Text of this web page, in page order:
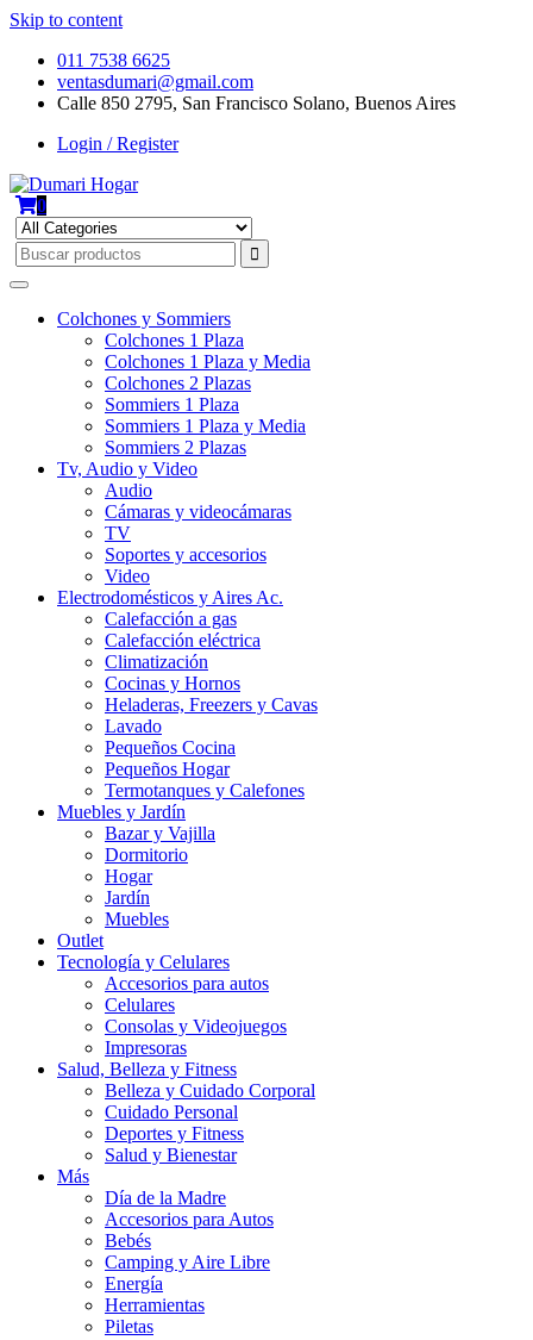
Skip to content
011 7538 6625
ventasdumari@gmail.com
Calle 850 2795, San Francisco Solano, Buenos Aires
Login / Register
0
Colchones y Sommiers
Colchones 1 Plaza
Colchones 1 Plaza y Media
Colchones 2 Plazas
Sommiers 1 Plaza
Sommiers 1 Plaza y Media
Sommiers 2 Plazas
Tv, Audio y Video
Audio
Cámaras y videocámaras
TV
Soportes y accesorios
Video
Electrodomésticos y Aires Ac.
Calefacción a gas
Calefacción eléctrica
Climatización
Cocinas y Hornos
Heladeras, Freezers y Cavas
Lavado
Pequeños Cocina
Pequeños Hogar
Termotanques y Calefones
Muebles y Jardín
Bazar y Vajilla
Dormitorio
Hogar
Jardín
Muebles
Outlet
Tecnología y Celulares
Accesorios para autos
Celulares
Consolas y Videojuegos
Impresoras
Salud, Belleza y Fitness
Belleza y Cuidado Corporal
Cuidado Personal
Deportes y Fitness
Salud y Bienestar
Más
Día de la Madre
Accesorios para Autos
Bebés
Camping y Aire Libre
Energía
Herramientas
Piletas